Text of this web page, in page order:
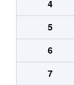
4
5
6
7